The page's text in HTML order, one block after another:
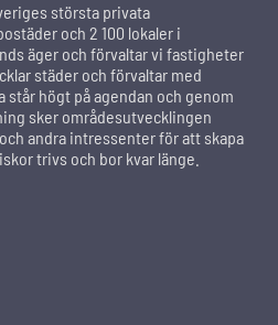
största privata
och 2 100 lokaler i
äger och förvaltar vi fastigheter
städer och förvaltar med
står högt på agendan och genom
sker områdesutvecklingen
andra intressenter för att skapa
trivs och bor kvar länge.